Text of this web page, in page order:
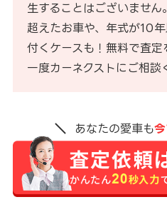
生することはございませ
超えたお車や、年式が10
付くケースも！無料で査定
一度カーネクストにご相談
あなたの愛車も今